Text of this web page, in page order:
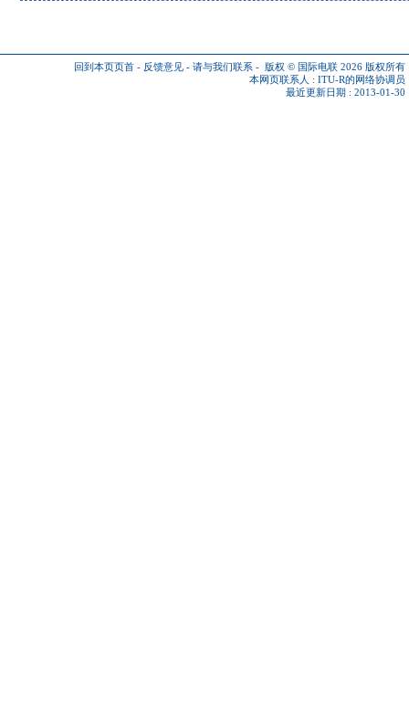
回到本页页首 - 反馈意见 - 请与我们联系 - 版权 © 国际电联 2026 版权所有
本网页联系人 : ITU-R的网络协调员
最近更新日期 : 2013-01-30